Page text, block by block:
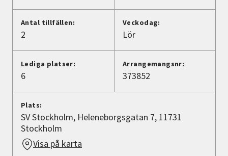
Lyssna
Antal tillfällen:
2
Veckodag:
Lör
Lediga platser:
6
Arrangemangsnr:
373852
Plats:
SV Stockholm, Heleneborgsgatan 7, 11731
Stockholm
Visa på karta